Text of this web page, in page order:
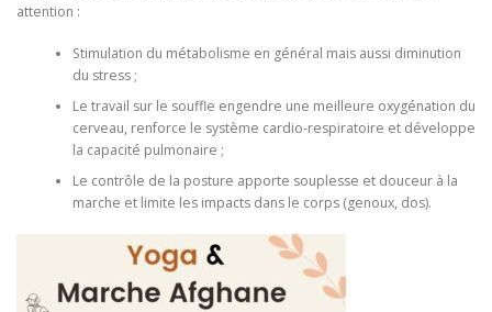
attention :
Stimulation du métabolisme en général mais aussi diminution
du stress ;
Le travail sur le souffle engendre une meilleure oxygénation du
cerveau, renforce le système cardio-respiratoire et développe
la capacité pulmonaire ;
Le contrôle de la posture apporte souplesse et douceur à la
marche et limite les impacts dans le corps (genoux, dos).